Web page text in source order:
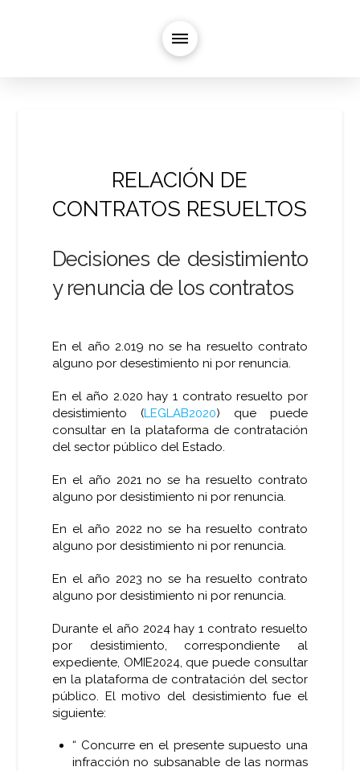
RELACIÓN DE
CONTRATOS RESUELTOS
Decisiones de desistimiento
y renuncia de los contratos
En el año 2.019 no se ha resuelto contrato
alguno por desestimiento ni por renuncia.
En el año 2.020 hay 1 contrato resuelto por
desistimiento (LEGLAB2020) que puede
consultar en la plataforma de contratación
del sector público del Estado.
En el año 2021 no se ha resuelto contrato
alguno por desistimiento ni por renuncia.
En el año 2022 no se ha resuelto contrato
alguno por desistimiento ni por renuncia.
En el año 2023 no se ha resuelto contrato
alguno por desistimiento ni por renuncia.
Durante el año 2024 hay 1 contrato resuelto
por desistimiento, correspondiente al
expediente, OMIE2024, que puede consultar
en la plataforma de contratación del sector
público. El motivo del desistimiento fue el
siguiente:
“ Concurre en el presente supuesto una
infracción no subsanable de las normas